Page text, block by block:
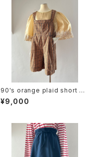
90's orange plaid short ov
erall
¥9,000